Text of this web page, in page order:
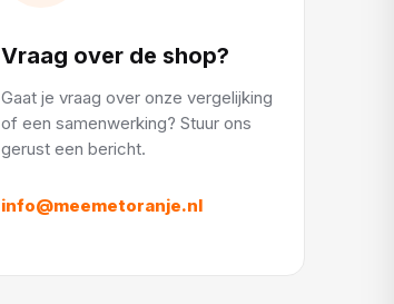
Vraag over de shop?
Gaat je vraag over onze vergelijking
of een samenwerking? Stuur ons
gerust een bericht.
info@meemetoranje.nl